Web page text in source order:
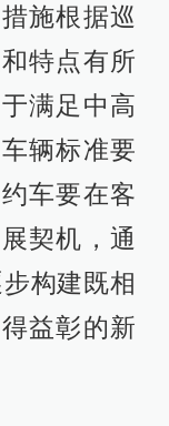
施根据巡
特点有所
满足中高
辆标准要
车要在客
契机，通
构建既相
益彰的新